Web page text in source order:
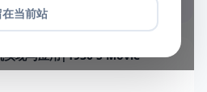
在当前站
现与应用|1930'S Movie